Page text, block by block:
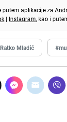
putem aplikacije za
| Instagram, kao i
Mladić